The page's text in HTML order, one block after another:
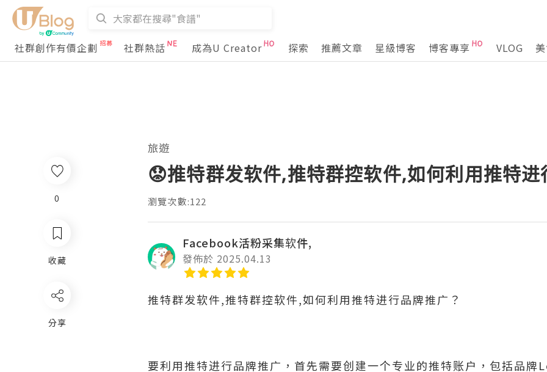
社群創作有價企劃 社群熱話 成為U Creator 探索 推薦文章 星級博客 博客專享 VLOG
旅遊
😟推特群发软件,推特群控软件,如何利用推特
瀏覽次數:122
Facebook活粉采集软件,
發佈於 2025.04.13
推特群发软件,推特群控软件,如何利用推特进行品牌推广？
要利用推特进行品牌推广，首先需要创建一个专业的推特账户，包括品
0
收藏
分享